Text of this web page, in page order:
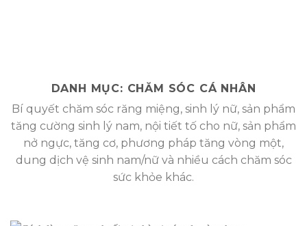
DANH MỤC: CHĂM SÓC CÁ NHÂN
Bí quyết chăm sóc răng miệng, sinh lý nữ, sản phẩm
tăng cường sinh lý nam, nội tiết tố cho nữ, sản phẩm
nở ngực, tăng cơ, phương pháp tăng vòng một,
dung dịch vệ sinh nam/nữ và nhiều cách chăm sóc
sức khỏe khác.